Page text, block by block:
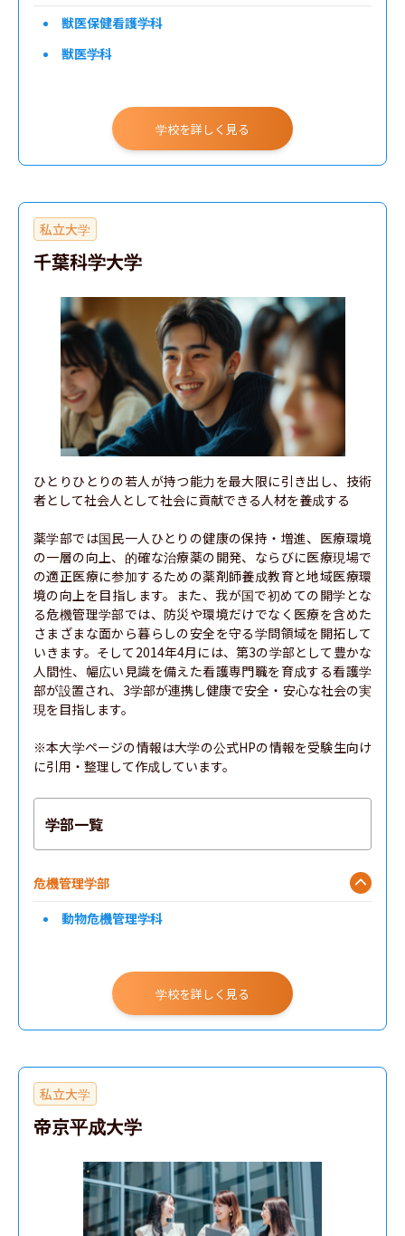
獣医保健看護学科
獣医学科
学校を詳しく見る
私立大学
千葉科学大学
ひとりひとりの若人が持つ能力を最大限に引き出し、技術
者として社会人として社会に貢献できる人材を養成する
薬学部では国民一人ひとりの健康の保持・増進、医療環境
の一層の向上、的確な治療薬の開発、ならびに医療現場で
の適正医療に参加するための薬剤師養成教育と地域医療環
境の向上を目指します。また、我が国で初めての開学とな
る危機管理学部では、防災や環境だけでなく医療を含めた
さまざまな面から暮らしの安全を守る学問領域を開拓して
いきます。そして2014年4月には、第3の学部として豊かな
人間性、幅広い見識を備えた看護専門職を育成する看護学
部が設置され、3学部が連携し健康で安全・安心な社会の実
現を目指します。
※本大学ページの情報は大学の公式HPの情報を受験生向け
に引用・整理して作成しています。
学部一覧
危機管理学部
動物危機管理学科
学校を詳しく見る
私立大学
帝京平成大学